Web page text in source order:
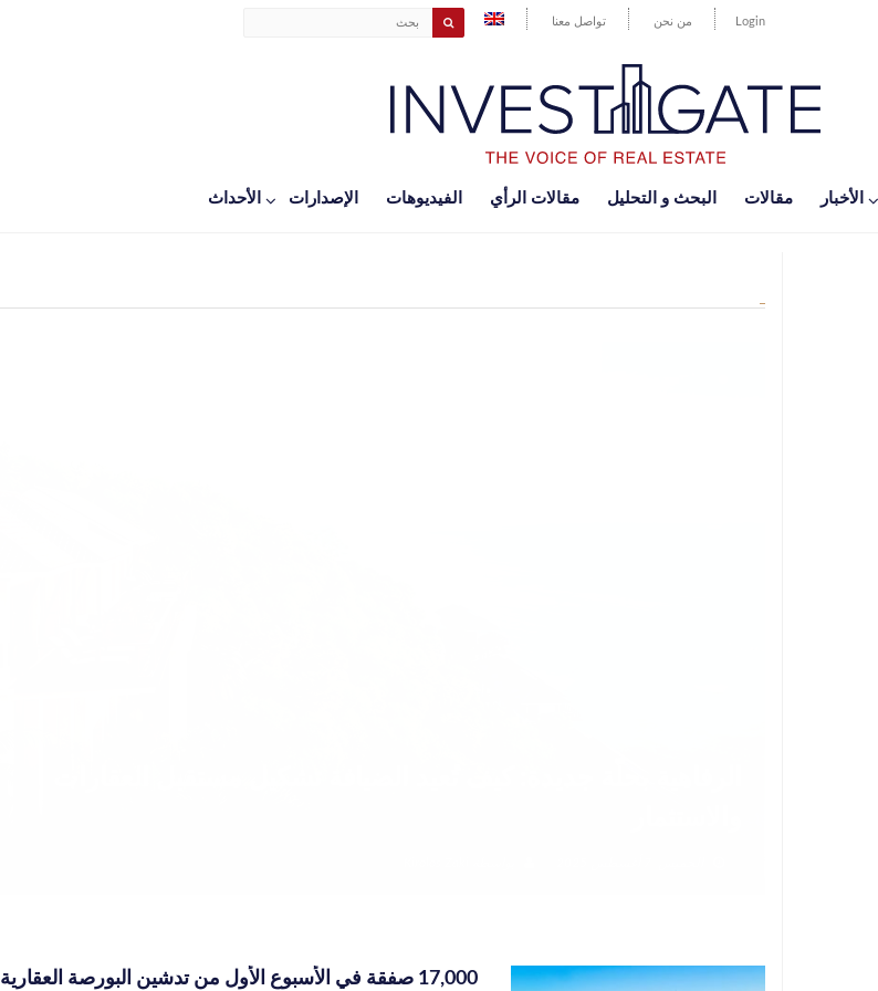
Login من نحن تواصل معنا
اﻷخبار مقالات البحث و التحليل مقالات الرأي الفيديوهات الإصدارات اﻷحداث
17,000 صفقة في الأسبوع الأول من تدشين البورصة العقارية